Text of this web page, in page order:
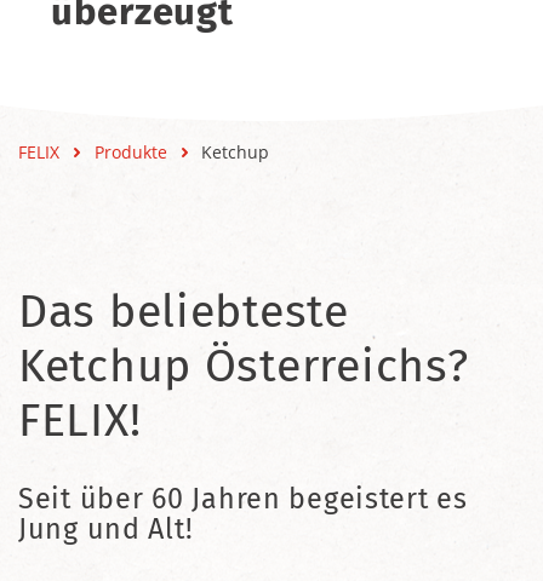
überzeugt
FELIX Produkte Ketchup
Das beliebteste
Ketchup Österreichs?
FELIX!
Seit über 60 Jahren begeistert es
Jung und Alt!